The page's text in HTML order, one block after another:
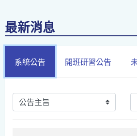
最新消息
系統公告 開班研習公告